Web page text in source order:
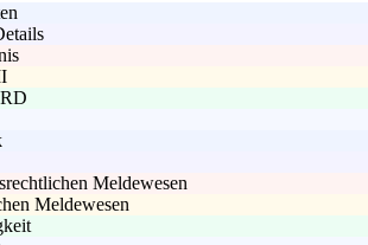
Meldewesen
Meldewesen